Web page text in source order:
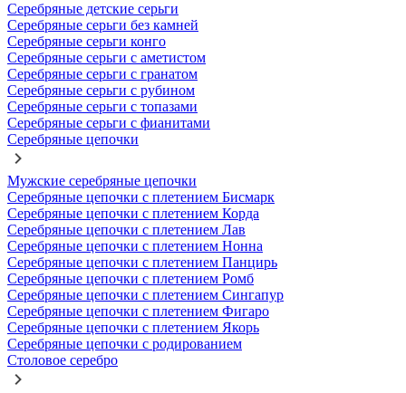
Серебряные детские серьги
Серебряные серьги без камней
Серебряные серьги конго
Серебряные серьги с аметистом
Серебряные серьги с гранатом
Серебряные серьги с рубином
Серебряные серьги с топазами
Серебряные серьги с фианитами
Серебряные цепочки
Мужские серебряные цепочки
Серебряные цепочки с плетением Бисмарк
Серебряные цепочки с плетением Корда
Серебряные цепочки с плетением Лав
Серебряные цепочки с плетением Нонна
Серебряные цепочки с плетением Панцирь
Серебряные цепочки с плетением Ромб
Серебряные цепочки с плетением Сингапур
Серебряные цепочки с плетением Фигаро
Серебряные цепочки с плетением Якорь
Серебряные цепочки с родированием
Столовое серебро